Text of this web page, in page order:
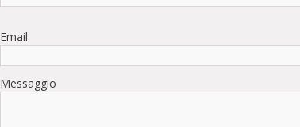
Email
Messaggio